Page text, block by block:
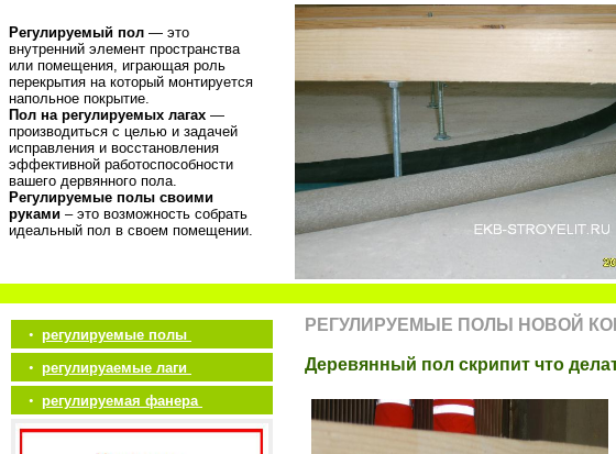
Регулируемый пол — это
внутренний элемент пространства
или помещения, играющая роль
перекрытия на который монтируется
напольное покрытие.
Пол на регулируемых лагах —
производиться с целью и задачей
исправления и восстановления
эффективной работоспособности
вашего дервянного пола.
Регулируемые полы своими
руками – это возможность собрать
идеальный пол в своем помещении.
• регулируемые полы
• регулируаемые лаги
• регулируемая фанера
РЕГУЛИРУЕМЫЕ ПОЛЫ НОВОЙ
Деревянный пол скрипит что